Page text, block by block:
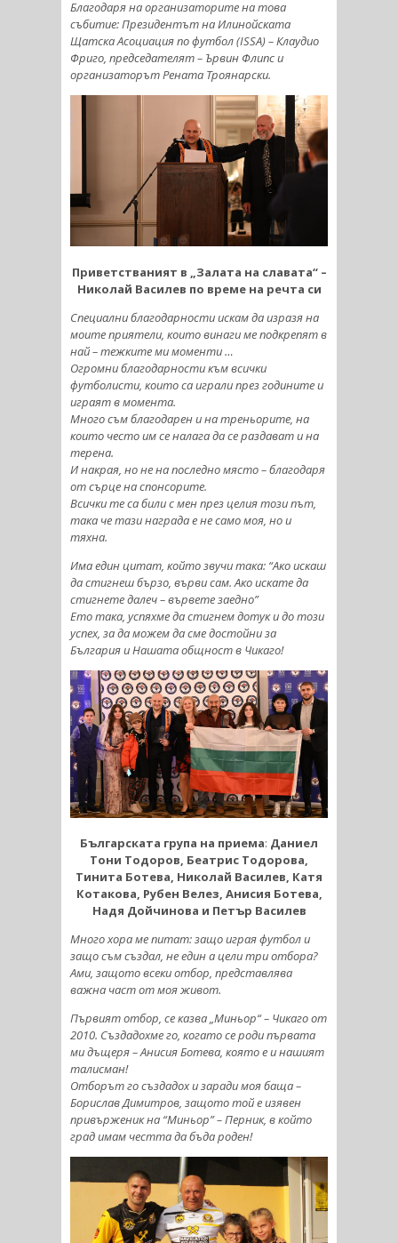
Благодаря на организаторите на това
събитие: Президентът на Илинойската
Щатска Асоциация по футбол (ISSA) – Клаудио
Фриго, председателят – Ървин Флипс и
организаторът Рената Троянарски.
Приветстваният в „Залата на славата“ –
Николай Василев по време на речта си
Специални благодарности искам да изразя на
моите приятели, които винаги ме подкрепят в
най – тежките ми моменти …
Огромни благодарности към всички
футболисти, които са играли през годините и
играят в момента.
Много съм благодарен и на треньорите, на
които често им се налага да се раздават и на
терена.
И накрая, но не на последно място – благодаря
от сърце на спонсорите.
Всички те са били с мен през целия този път,
така че тази награда е не само моя, но и
тяхна.
Има един цитат, който звучи така: “Ако искаш
да стигнеш бързо, върви сам. Ако искате да
стигнете далеч – вървете заедно”
Ето така, успяхме да стигнем дотук и до този
успех, за да можем да сме достойни за
България и Нашата общност в Чикаго!
Българската група на приема: Даниел
Тони Тодоров, Беатрис Тодорова,
Тинита Ботева, Николай Василев, Катя
Котакова, Рубен Велез, Анисия Ботева,
Надя Дойчинова и Петър Василев
Много хора ме питат: защо играя футбол и
защо съм създал, не един а цели три отбора?
Ами, защото всеки отбор, представлява
важна част от моя живот.
Първият отбор, се казва „Миньор“ – Чикаго от
2010. Създадохме го, когато се роди първата
ми дъщеря – Анисия Ботева, която е и нашият
талисман!
Отборът го създадох и заради моя баща –
Борислав Димитров, защото той е изявен
привърженик на “Миньор” – Перник, в който
град имам честта да бъда роден!